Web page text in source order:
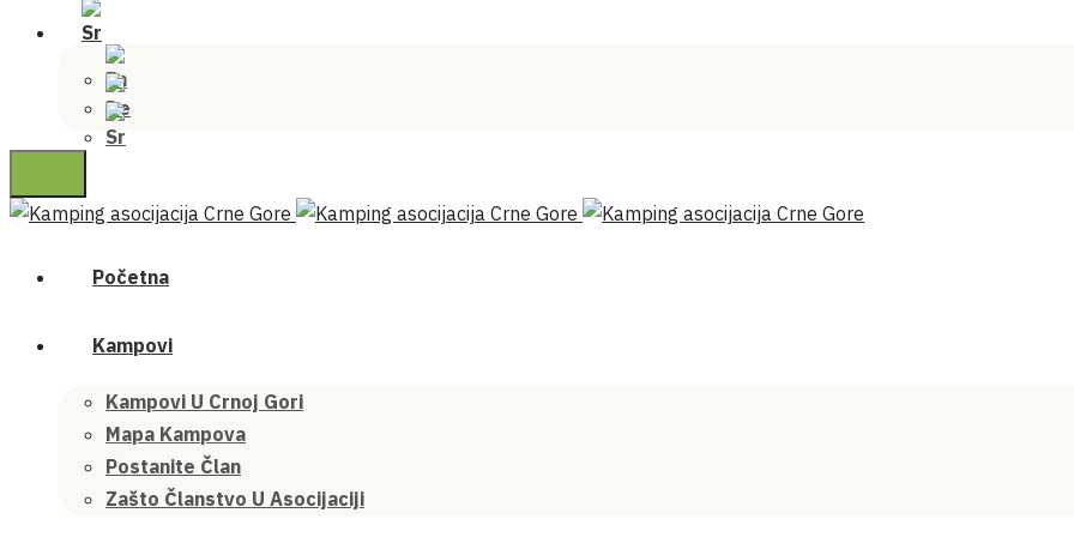
Početna
Kampovi
Kampovi U Crnoj Gori
Mapa Kampova
Postanite Član
Zašto Članstvo U Asocijaciji